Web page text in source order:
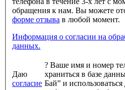
обращения к нам. Вы
форме отзыва
в любой момент.
Информация о согласии на обработку персональных
данных.
Даю
согласие
? Ваше имя и номер
храниться в базе данных клиентов ООО “Бир
Бай” и